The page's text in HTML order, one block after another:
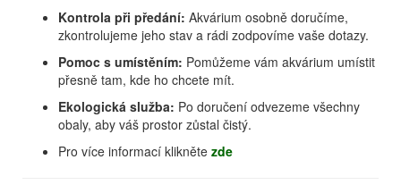
Kontrola při předání: Akvárium osobně doručíme,
zkontrolujeme jeho stav a rádi zodpovíme vaše dotazy.
Pomoc s umístěním: Pomůžeme vám akvárium umístit
přesně tam, kde ho chcete mít.
Ekologická služba: Po doručení odvezeme všechny
obaly, aby váš prostor zůstal čistý.
Pro více informací klikněte zde